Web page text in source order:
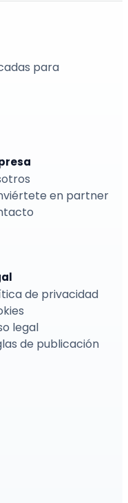
para
en partner
de privacidad
legal
de publicación